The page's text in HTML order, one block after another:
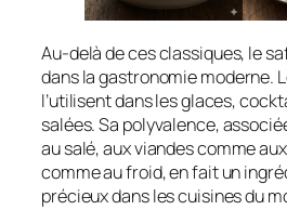
Au-delà de ces classiques, le
dans la gastronomie moderne.
l’utilisent dans les glaces,
salées. Sa polyvalence,
au salé, aux viandes comme
comme au froid, en fait un
précieux dans les cuisines du